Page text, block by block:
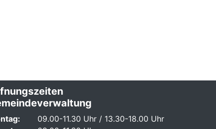
09.00-11.30 Uhr / 13.30-18.00 Uhr